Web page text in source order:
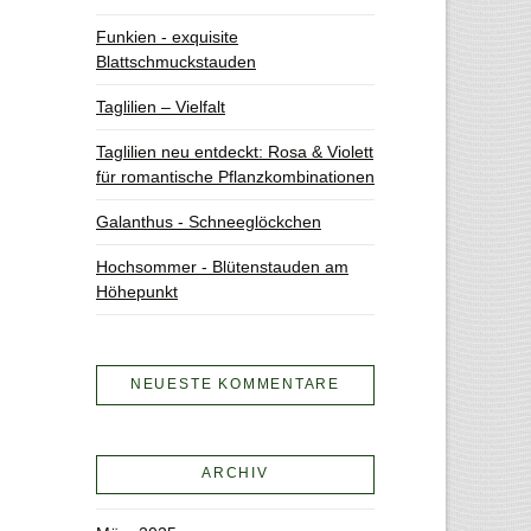
Funkien - exquisite
Blattschmuckstauden
Taglilien – Vielfalt
Taglilien neu entdeckt: Rosa & Violett
für romantische Pflanzkombinationen
Galanthus - Schneeglöckchen
Hochsommer - Blütenstauden am
Höhepunkt
NEUESTE KOMMENTARE
ARCHIV